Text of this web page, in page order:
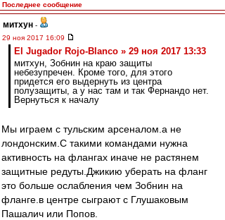
Последнее сообщение
митхун -
29 ноя 2017 16:09
El Jugador Rojo-Blanco » 29 ноя 2017 13:33
митхун, Зобнин на краю защиты
небезупречен. Кроме того, для этого
придется его выдернуть из центра
полузащиты, а у нас там и так Фернандо нет.
Вернуться к началу
Мы играем с тульским арсеналом.а не
лондонским.С такими командами нужна
активность на флангах иначе не растянем
защитные редуты.Джикию уберать на фланг
это больше ослабления чем Зобнин на
фланге.в центре сыграют с Глушаковым
Пашалич или Попов.